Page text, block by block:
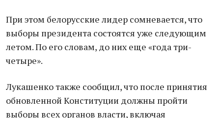
При этом белорусские лидер сомневается, что
выборы президента состоятся уже следующим
летом. По его словам, до них еще «года три-
четыре».
Лукашенко также сообщил, что после принятия
обновленной Конституции должны пройти
выборы всех органов власти, включая